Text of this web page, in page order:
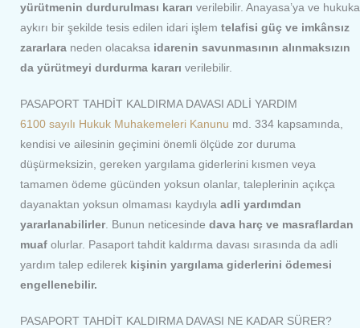
yürütmenin durdurulması kararı verilebilir. Anayasa’ya ve hukuka
aykırı bir şekilde tesis edilen idari işlem telafisi güç ve imkânsız
zararlara neden olacaksa idarenin savunmasının alınmaksızın
da yürütmeyi durdurma kararı verilebilir.
PASAPORT TAHDİT KALDIRMA DAVASI ADLİ YARDIM
6100 sayılı Hukuk Muhakemeleri Kanunu md. 334 kapsamında,
kendisi ve ailesinin geçimini önemli ölçüde zor duruma
düşürmeksizin, gereken yargılama giderlerini kısmen veya
tamamen ödeme gücünden yoksun olanlar, taleplerinin açıkça
dayanaktan yoksun olmaması kaydıyla adli yardımdan
yararlanabilirler. Bunun neticesinde dava harç ve masraflardan
muaf olurlar. Pasaport tahdit kaldırma davası sırasında da adli
yardım talep edilerek kişinin yargılama giderlerini ödemesi
engellenebilir.
PASAPORT TAHDİT KALDIRMA DAVASI NE KADAR SÜRER?